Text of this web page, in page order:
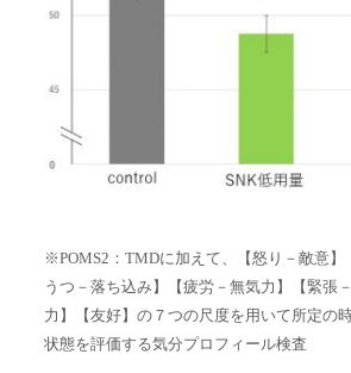
※POMS2：TMDに加えて、【怒り－敵意】
うつ－落ち込み】【疲労－無気力】【緊張
力】
【友好】の７つの尺度を用いて所定の
状態を評価する気分プロフィール検査